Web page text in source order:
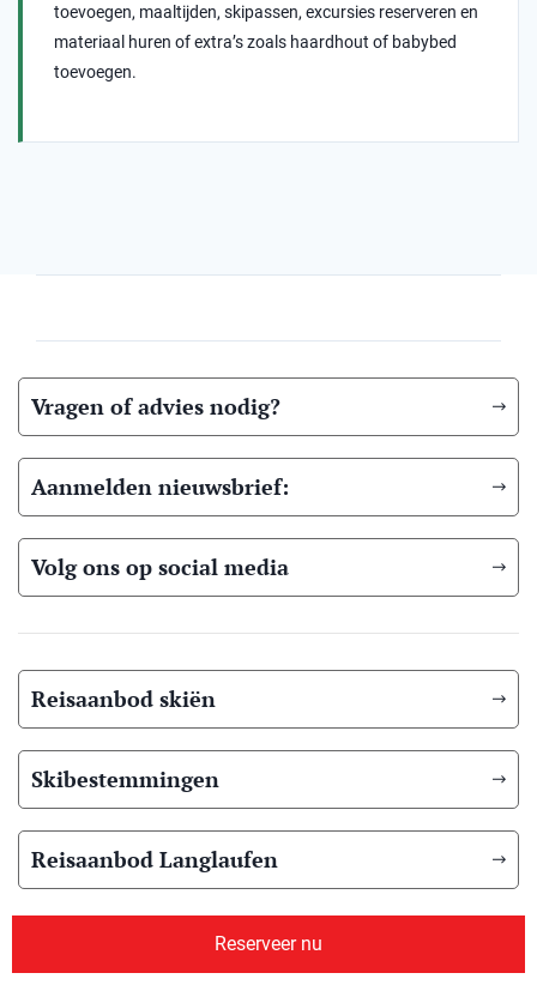
toevoegen, maaltijden, skipassen, excursies reserveren en
materiaal huren of extra’s zoals haardhout of babybed
toevoegen.
Reserveer nu
Vragen of advies nodig?
Aanmelden nieuwsbrief:
Volg ons op social media
Reisaanbod skiën
Skibestemmingen
Reisaanbod Langlaufen
Langlauf bestemmingen